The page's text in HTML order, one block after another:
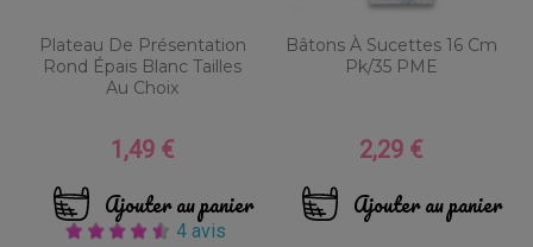
Plateau De Présentation
Rond Épais Blanc Tailles
Au Choix
Prix
1,49 €
Ajouter au panier
4 avis
Bâtons À Sucettes 16 Cm
Pk/35 PME
Prix
2,29 €
Ajouter au panier